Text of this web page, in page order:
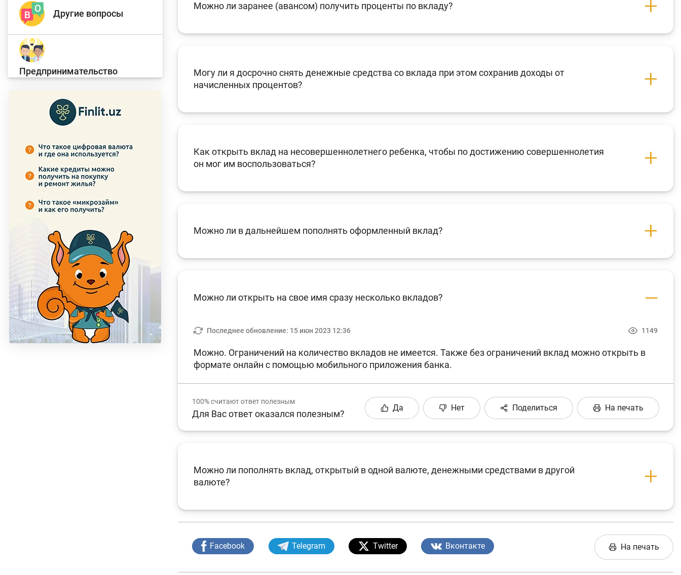
Предпринимательство
Другие вопросы
Предпринимательство
Можно ли заранее (авансом) получить проценты по вкладу?
Могу ли я досрочно снять денежные средства со вклада при этом сохранив доходы от
начисленных процентов?
Как открыть вклад на несовершеннолетнего ребенка, чтобы по достижению совершеннолетия
он мог им воспользоваться?
Можно ли в дальнейшем пополнять оформленный вклад?
Можно ли открыть на свое имя сразу несколько вкладов?
Последнее обновление: 15 июн 2023 12:36 1149
Можно. Ограничений на количество вкладов не имеется. Также без ограничений вклад можно открыть в
формате онлайн с помощью мобильного приложения банка.
100%считают ответ полезным
Для Вас ответ оказался полезным?
Да Нет Поделиться На печать
Можно ли пополнять вклад, открытый в одной валюте, денежными средствами в другой
валюте?
Facebook Telegram Twitter Вконтакте На печать